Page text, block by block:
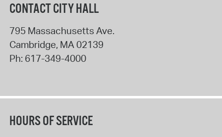
CONTACT CITY HALL
795 Massachusetts Ave.
Cambridge, MA02139
Ph: 617-349-4000
HOURS OF SERVICE